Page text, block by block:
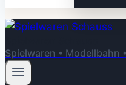
Spielwaren • Modellbahn